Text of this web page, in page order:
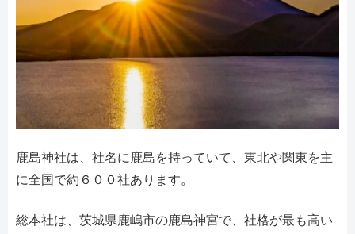
鹿島神社は、社名に鹿島を持っていて、東北や関東を主
に全国で約６００社あります。
総本社は、茨城県鹿嶋市の鹿島神宮で、社格が最も高い